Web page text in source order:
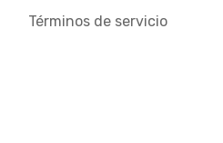
Términos de servicio